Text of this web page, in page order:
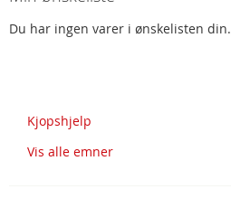
Du har ingen varer i ønskelisten din.
Kjopshjelp
Vis alle emner